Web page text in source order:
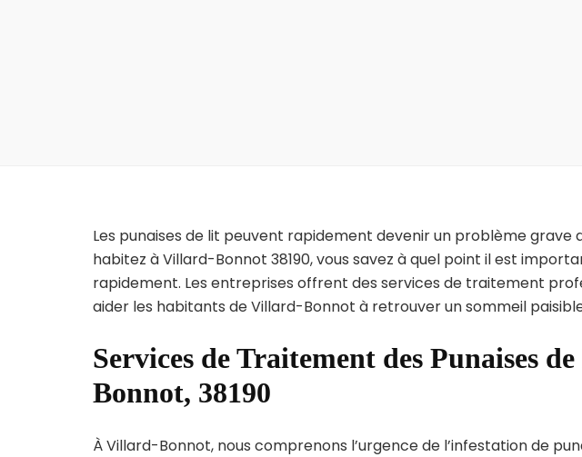
Les punaises de lit peuvent rapidement devenir un problème grave
habitez à Villard-Bonnot 38190, vous savez à quel point il est
rapidement. Les entreprises offrent des services de traitement
aider les habitants de Villard-Bonnot à retrouver un sommeil
Services de Traitement des Punaises
Bonnot, 38190
À Villard-Bonnot, nous comprenons l’urgence de l’infestation de